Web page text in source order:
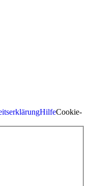
HilfeCookie-